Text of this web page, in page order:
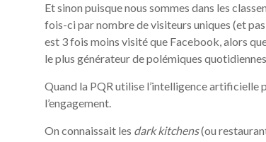
Et sinon puisque nous sommes dans les
fois-ci par nombre de visiteurs uniques (et
est 3 fois moins visité que Facebook, alors
le plus générateur de polémiques
Quand la PQR utilise l’intelligence artificielle
l’engagement.
On connaissait les dark kitchens(ou